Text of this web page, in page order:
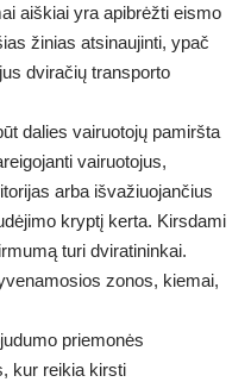
aiškiai yra apibrėžti eismo
žinias atsinaujinti, ypač
dviračių transporto
dalies vairuotojų pamiršta
vairuotojus,
arba išvažiuojančius
kryptį kerta. Kirsdami
turi dviratininkai.
zonos, kiemai,
priemonės
kur reikia kirsti